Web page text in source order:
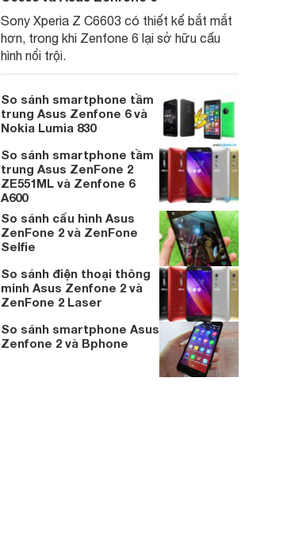
Sony Xperia Z C6603 có thiết kế bắt mắt
hơn, trong khi Zenfone 6 lại sở hữu cấu
hình nổi trội.
So sánh smartphone tầm
trung Asus Zenfone 6 và
Nokia Lumia 830
So sánh smartphone tầm
trung Asus ZenFone 2
ZE551ML và Zenfone 6
A600
So sánh cấu hình Asus
ZenFone 2 và ZenFone
Selfie
So sánh điện thoại thông
minh Asus Zenfone 2 và
ZenFone 2 Laser
So sánh smartphone Asus
Zenfone 2 và Bphone